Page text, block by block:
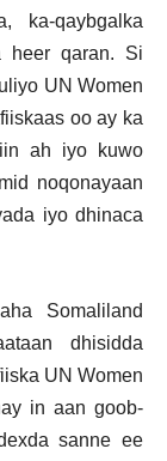
ka-qaybgalka
heer qaran. Si
UN Women
oo ay ka
ah iyo kuwo
noqonayaan
iyo dhinaca
Somaliland
dhisidda
UN Women
in aan goob-
sanne ee